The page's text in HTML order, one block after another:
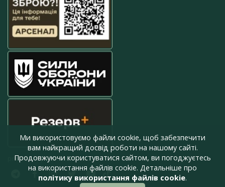
press@armyinform.com.ua
Ми використовуємо файли cookie, щоб забезпечити
вам найкращий досвід роботи на нашому сайті.
Продовжуючи користуватися сайтом, ви погоджуєтесь
на використання файлів cookie. Детальніше про
політику використання файлів cookie.